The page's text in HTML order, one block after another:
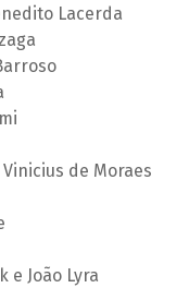
Lacerda
de Moraes
e João Lyra